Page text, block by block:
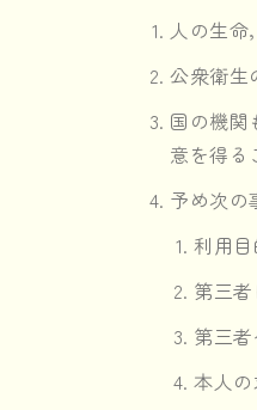
人の生命
公衆衛生
国の機関
意を得る
予め次の
利用
第三
第三
本人